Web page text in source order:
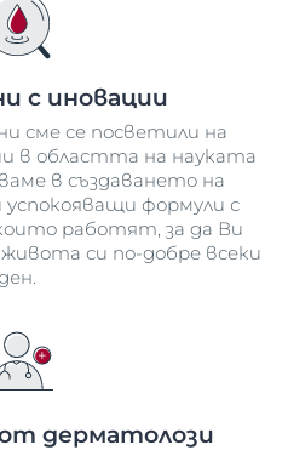
с иновации
сме се посветили на
в областта на науката
в създаването на
формули с
работят, за да Ви
си по-добре всеки
дерматолози